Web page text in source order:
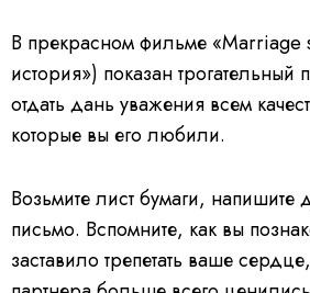
В прекрасном фильме «Marriage
история») показан
отдать дань уважения всем
которые вы его любили.
Возьмите лист бумаги, напишите
письмо. Вспомните, как вы
заставило трепетать ваше